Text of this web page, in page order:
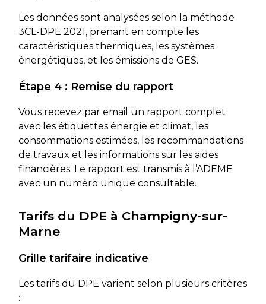
Les données sont analysées selon la méthode
3CL-DPE 2021, prenant en compte les
caractéristiques thermiques, les systèmes
énergétiques, et les émissions de GES.
Étape 4 : Remise du rapport
Vous recevez par email un rapport complet
avec les étiquettes énergie et climat, les
consommations estimées, les recommandations
de travaux et les informations sur les aides
financières. Le rapport est transmis à l’ADEME
avec un numéro unique consultable.
Tarifs du DPE à Champigny-sur-
Marne
Grille tarifaire indicative
Les tarifs du DPE varient selon plusieurs critères
: